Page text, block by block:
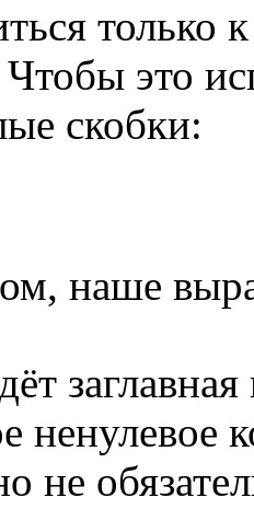
только
это
скобки:
наше
ненулевое
не